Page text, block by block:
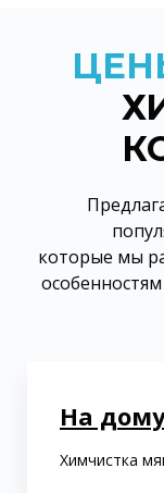
которые мы
На
Химчистка